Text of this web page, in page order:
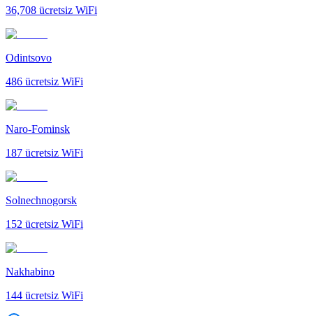
36,708 ücretsiz WiFi
Odintsovo
486 ücretsiz WiFi
Naro-Fominsk
187 ücretsiz WiFi
Solnechnogorsk
152 ücretsiz WiFi
Nakhabino
144 ücretsiz WiFi